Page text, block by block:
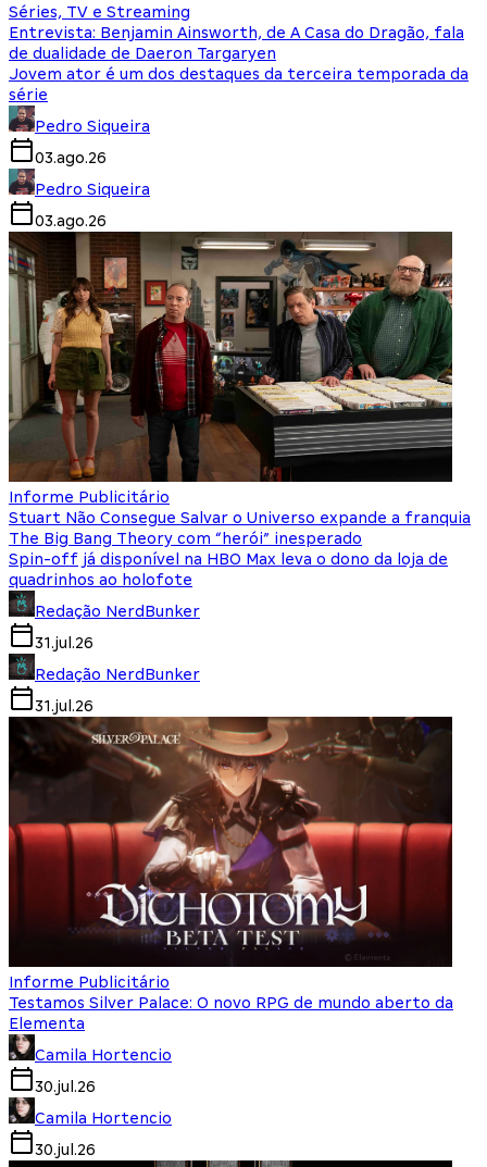
Séries, TV e Streaming
Entrevista: Benjamin Ainsworth, de A Casa do Dragão, fala
de dualidade de Daeron Targaryen
Jovem ator é um dos destaques da terceira temporada da
série
Pedro Siqueira
03.ago.26
Pedro Siqueira
03.ago.26
Informe Publicitário
Stuart Não Consegue Salvar o Universo expande a franquia
The Big Bang Theory com “herói” inesperado
Spin-off já disponível na HBO Max leva o dono da loja de
quadrinhos ao holofote
Redação NerdBunker
31.jul.26
Redação NerdBunker
31.jul.26
Informe Publicitário
Testamos Silver Palace: O novo RPG de mundo aberto da
Elementa
Camila Hortencio
30.jul.26
Camila Hortencio
30.jul.26